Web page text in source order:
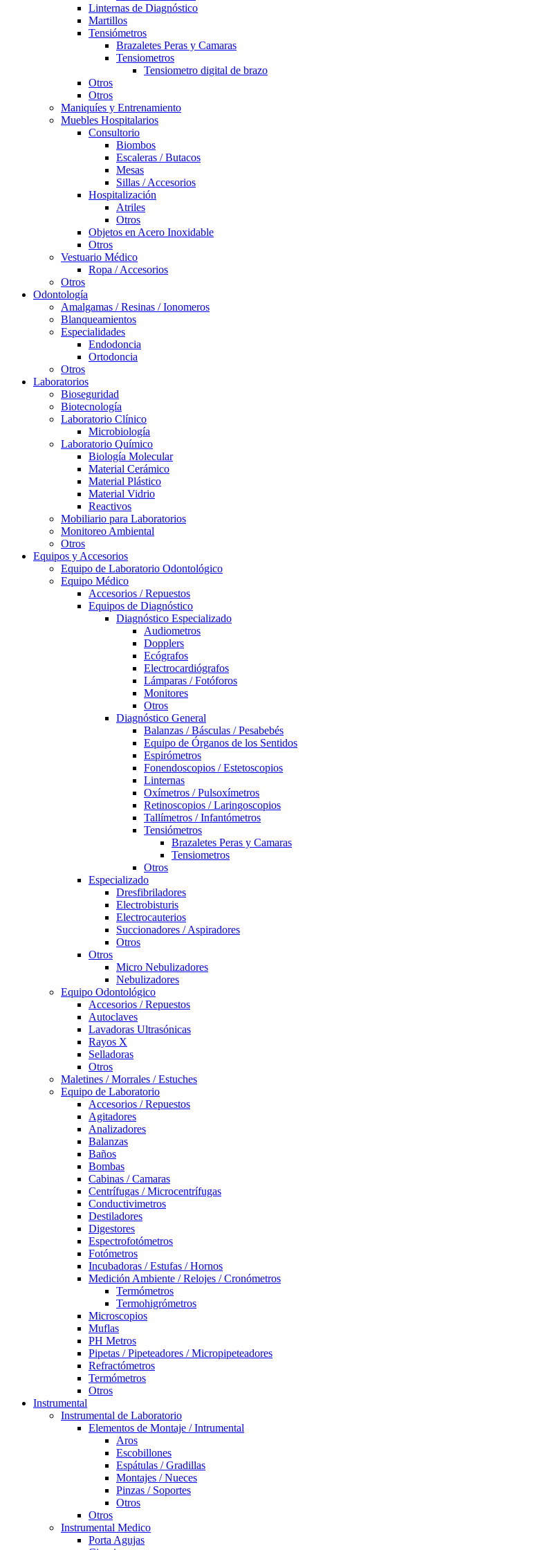
Linternas de Diagnóstico
Martillos
Tensiómetros
Brazaletes Peras y Camaras
Tensiometros
Tensiometro digital de brazo
Otros
Otros
Maniquíes y Entrenamiento
Muebles Hospitalarios
Consultorio
Biombos
Escaleras / Butacos
Mesas
Sillas / Accesorios
Hospitalización
Atriles
Otros
Objetos en Acero Inoxidable
Otros
Vestuario Médico
Ropa / Accesorios
Otros
Odontología
Amalgamas / Resinas / Ionomeros
Blanqueamientos
Especialidades
Endodoncia
Ortodoncia
Otros
Laboratorios
Bioseguridad
Biotecnología
Laboratorio Clínico
Microbiología
Laboratorio Químico
Biología Molecular
Material Cerámico
Material Plástico
Material Vidrio
Reactivos
Mobiliario para Laboratorios
Monitoreo Ambiental
Otros
Equipos y Accesorios
Equipo de Laboratorio Odontológico
Equipo Médico
Accesorios / Repuestos
Equipos de Diagnóstico
Diagnóstico Especializado
Audiometros
Dopplers
Ecógrafos
Electrocardiógrafos
Lámparas / Fotóforos
Monitores
Otros
Diagnóstico General
Balanzas / Básculas / Pesabebés
Equipo de Órganos de los Sentidos
Espirómetros
Fonendoscopios / Estetoscopios
Linternas
Oxímetros / Pulsoxímetros
Retinoscopios / Laringoscopios
Tallímetros / Infantómetros
Tensiómetros
Brazaletes Peras y Camaras
Tensiometros
Otros
Especializado
Dresfibriladores
Electrobisturis
Electrocauterios
Succionadores / Aspiradores
Otros
Otros
Micro Nebulizadores
Nebulizadores
Equipo Odontológico
Accesorios / Repuestos
Autoclaves
Lavadoras Ultrasónicas
Rayos X
Selladoras
Otros
Maletines / Morrales / Estuches
Equipo de Laboratorio
Accesorios / Repuestos
Agitadores
Analizadores
Balanzas
Baños
Bombas
Cabinas / Camaras
Centrífugas / Microcentrífugas
Conductivimetros
Destiladores
Digestores
Espectrofotómetros
Fotómetros
Incubadoras / Estufas / Hornos
Medición Ambiente / Relojes / Cronómetros
Termómetros
Termohigrómetros
Microscopios
Muflas
PH Metros
Pipetas / Pipeteadores / Micropipeteadores
Refractómetros
Termómetros
Otros
Instrumental
Instrumental de Laboratorio
Elementos de Montaje / Intrumental
Aros
Escobillones
Espátulas / Gradillas
Montajes / Nueces
Pinzas / Soportes
Otros
Otros
Instrumental Medico
Porta Agujas